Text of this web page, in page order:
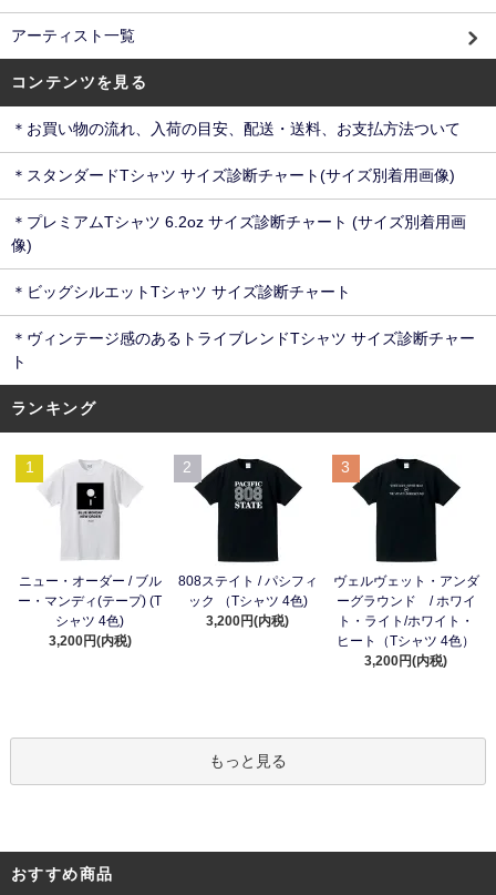
アーティスト一覧
コンテンツを見る
＊お買い物の流れ、入荷の目安、配送・送料、お支払方法ついて
＊スタンダードTシャツ サイズ診断チャート(サイズ別着用画像)
＊プレミアムTシャツ 6.2oz サイズ診断チャート (サイズ別着用画
像)
＊ビッグシルエットTシャツ サイズ診断チャート
＊ヴィンテージ感のあるトライブレンドTシャツ サイズ診断チャー
ト
ランキング
1
ニュー・オーダー / ブル
ー・マンディ(テープ) (T
シャツ 4色)
3,200円(内税)
2
808ステイト / パシフィ
ック （Tシャツ 4色)
3,200円(内税)
3
ヴェルヴェット・アンダ
ーグラウンド / ホワイ
ト・ライト/ホワイト・
ヒート（Tシャツ 4色）
3,200円(内税)
もっと見る
おすすめ商品